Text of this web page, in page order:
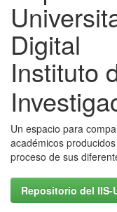
Digital
Instituto
Un espacio para
académicos
proceso de sus
Repositorio del IIS-